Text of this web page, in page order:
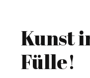
Kunst
Fülle!